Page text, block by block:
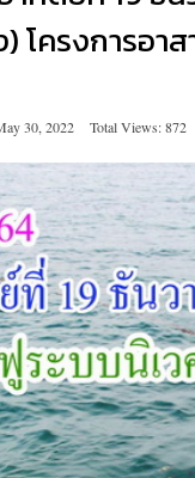
) โครงการอ
30, 2022 Total Views: 872